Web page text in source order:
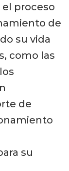
proceso
de
su vida
como las
de
su